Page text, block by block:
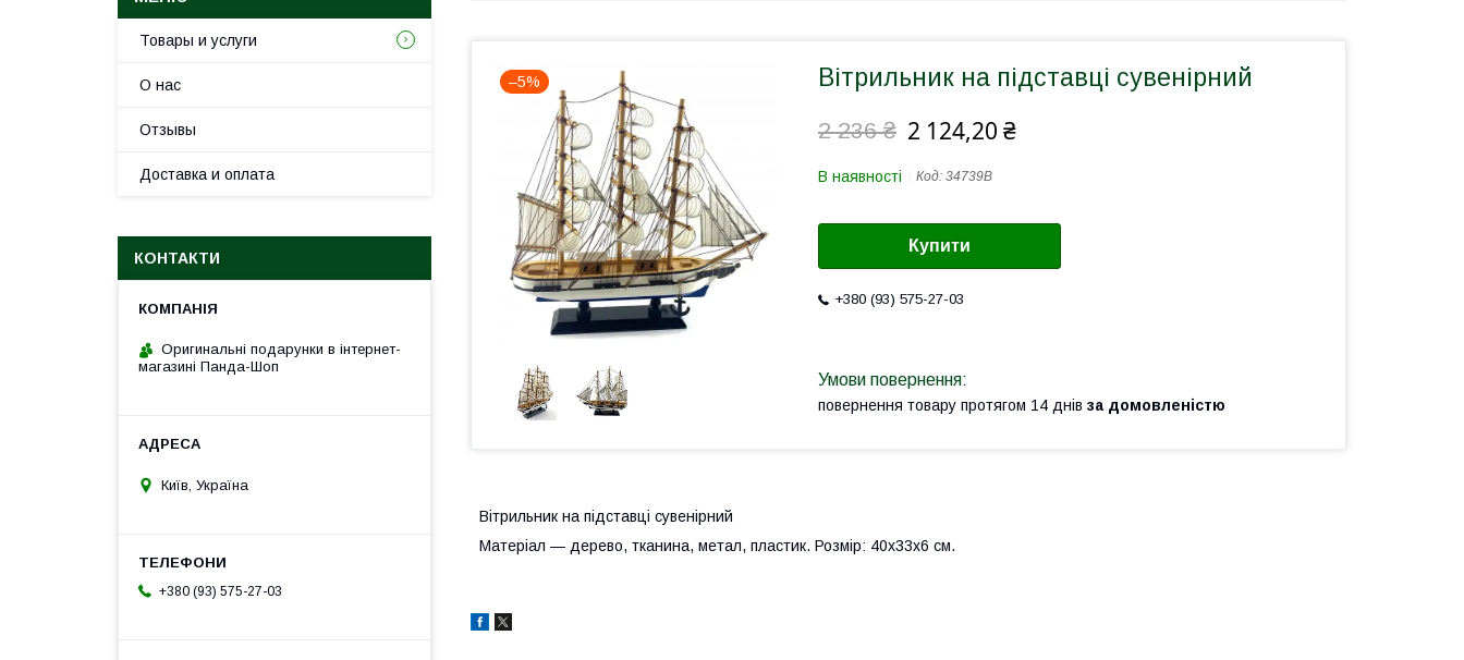
–5% Вітрильник на підставці сувенірний
2 236 ₴ 2 124,20 ₴
В наявності Код: 34739B
Купити
+380 (93) 575-27-03
повернення товару протягом 14 днів за домовленістю
Вітрильник на підставці сувенірний
Матеріал — дерево, тканина, метал, пластик. Розмір: 40х33х6 см.
Товары и услуги
О нас
Отзывы
Доставка и оплата
КОНТАКТИ
Оригинальні подарунки в інтернет-
магазині Панда-Шоп
Київ, Україна
+380 (93) 575-27-03